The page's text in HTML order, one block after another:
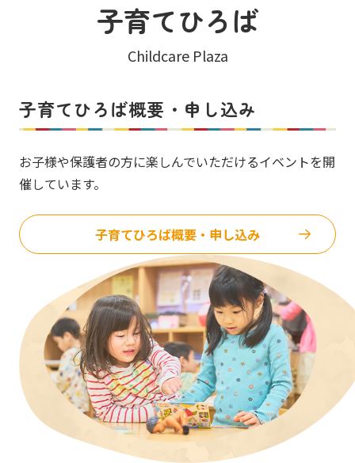
子育てひろば
Childcare Plaza
子育てひろば概要・申し込み
お子様や保護者の方に楽しんでいただけるイベントを開
催しています。
子育てひろば概要・申し込み